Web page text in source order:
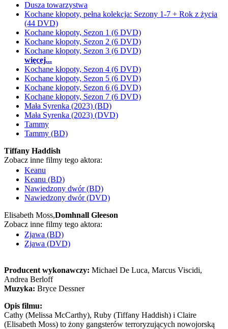
Dusza towarzystwa
Kochane kłopoty, pełna kolekcja: Sezony 1-7 + Rok z życia
(44 DVD)
Kochane kłopoty, Sezon 1 (6 DVD)
Kochane kłopoty, Sezon 2 (6 DVD)
Kochane kłopoty, Sezon 3 (6 DVD)
więcej...
Kochane kłopoty, Sezon 4 (6 DVD)
Kochane kłopoty, Sezon 5 (6 DVD)
Kochane kłopoty, Sezon 6 (6 DVD)
Kochane kłopoty, Sezon 7 (6 DVD)
Mała Syrenka (2023) (BD)
Mała Syrenka (2023) (DVD)
Tammy
Tammy (BD)
Tiffany Haddish
Zobacz inne filmy tego aktora:
Keanu
Keanu (BD)
Nawiedzony dwór (BD)
Nawiedzony dwór (DVD)
Elisabeth Moss,Domhnall Gleeson
Zobacz inne filmy tego aktora:
Zjawa (BD)
Zjawa (DVD)
Producent wykonawczy: Michael De Luca, Marcus Viscidi,
Andrea Berloff
Muzyka: Bryce Dessner
Opis filmu:
Cathy (Melissa McCarthy), Ruby (Tiffany Haddish) i Claire
(Elisabeth Moss) to żony gangsterów terroryzujących nowojorską